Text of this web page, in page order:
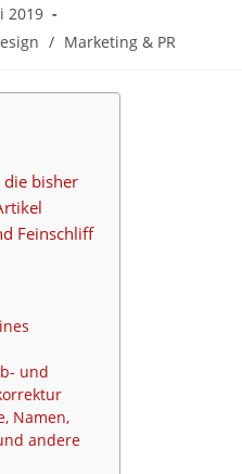
2019
/ Marketing & PR
bisher
Feinschliff
und
Namen,
andere